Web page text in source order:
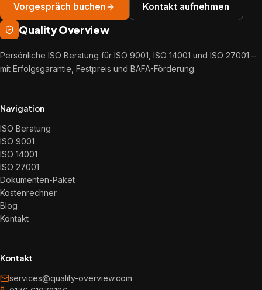
Vorgespräch buchen Kontakt aufnehmen
Quality Overview
Persönliche ISO Beratung für ISO 9001, ISO 14001 und ISO 27001 –
mit Erfolgsgarantie, Festpreis und BAFA-Förderung.
Navigation
ISO Beratung
ISO 9001
ISO 14001
ISO 27001
Dokumenten-Paket
Kostenrechner
Blog
Kontakt
Kontakt
services@quality-overview.com